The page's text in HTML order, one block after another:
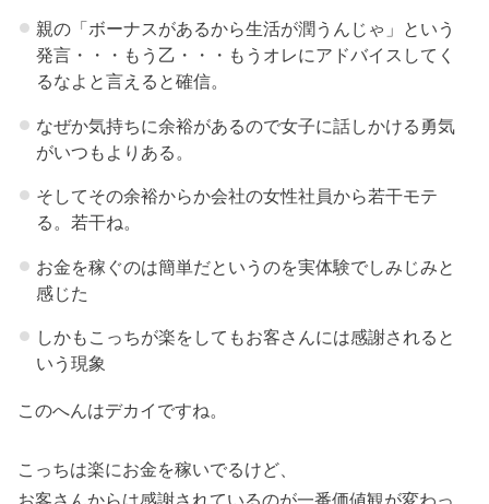
親の「ボーナスがあるから生活が潤うんじゃ」という
発言・・・もう乙・・・もうオレにアドバイスしてく
るなよと言えると確信。
なぜか気持ちに余裕があるので女子に話しかける勇気
がいつもよりある。
そしてその余裕からか会社の女性社員から若干モテ
る。若干ね。
お金を稼ぐのは簡単だというのを実体験でしみじみと
感じた
しかもこっちが楽をしてもお客さんには感謝されると
いう現象
このへんはデカイですね。
こっちは楽にお金を稼いでるけど、
お客さんからは感謝されているのが一番価値観が変わっ